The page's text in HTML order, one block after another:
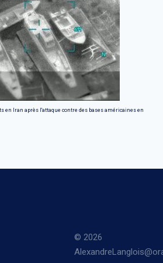
en Iran après l'attaque contre des bases américaines en
© 2026